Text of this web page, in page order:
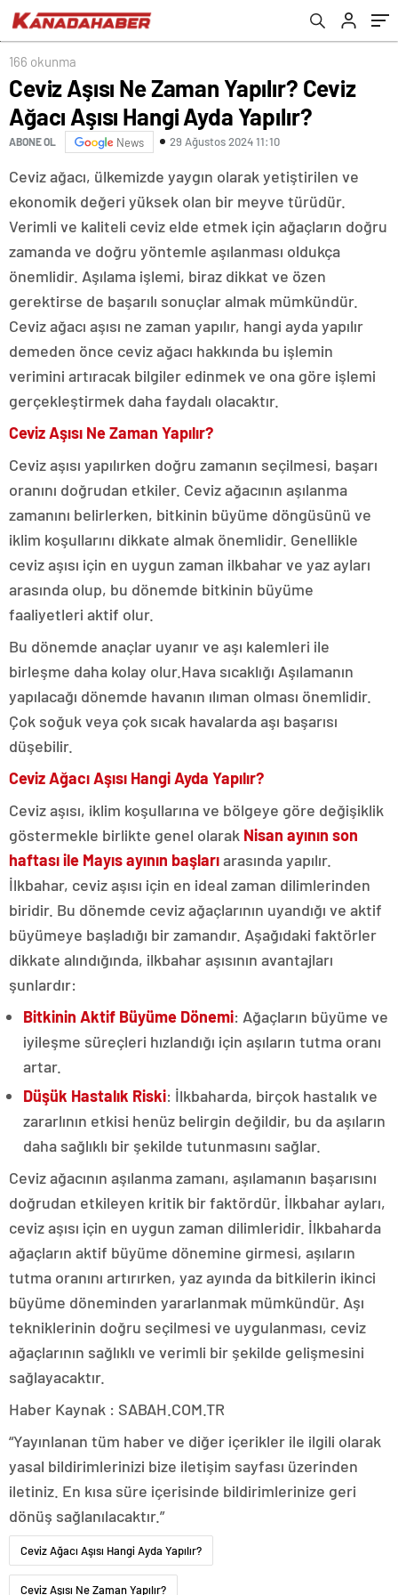
166 okunma
Ceviz Aşısı Ne Zaman Yapılır? Ceviz
Ağacı Aşısı Hangi Ayda Yapılır?
ABONE OL News 29 Ağustos 2024 11:10
Ceviz ağacı, ülkemizde yaygın olarak yetiştirilen ve
ekonomik değeri yüksek olan bir meyve türüdür.
Verimli ve kaliteli ceviz elde etmek için ağaçların doğru
zamanda ve doğru yöntemle aşılanması oldukça
önemlidir. Aşılama işlemi, biraz dikkat ve özen
gerektirse de başarılı sonuçlar almak mümkündür.
Ceviz ağacı aşısı ne zaman yapılır, hangi ayda yapılır
demeden önce ceviz ağacı hakkında bu işlemin
verimini artıracak bilgiler edinmek ve ona göre işlemi
gerçekleştirmek daha faydalı olacaktır.
Ceviz Aşısı Ne Zaman Yapılır?
Ceviz aşısı yapılırken doğru zamanın seçilmesi, başarı
oranını doğrudan etkiler. Ceviz ağacının aşılanma
zamanını belirlerken, bitkinin büyüme döngüsünü ve
iklim koşullarını dikkate almak önemlidir. Genellikle
ceviz aşısı için en uygun zaman ilkbahar ve yaz ayları
arasında olup, bu dönemde bitkinin büyüme
faaliyetleri aktif olur.
Bu dönemde anaçlar uyanır ve aşı kalemleri ile
birleşme daha kolay olur. Hava sıcaklığı Aşılamanın
yapılacağı dönemde havanın ılıman olması önemlidir.
Çok soğuk veya çok sıcak havalarda aşı başarısı
düşebilir.
Ceviz Ağacı Aşısı Hangi Ayda Yapılır?
Ceviz aşısı, iklim koşullarına ve bölgeye göre değişiklik
göstermekle birlikte genel olarak Nisan ayının son
haftası ile Mayıs ayının başlarıarasında yapılır.
İlkbahar, ceviz aşısı için en ideal zaman dilimlerinden
biridir. Bu dönemde ceviz ağaçlarının uyandığı ve aktif
büyümeye başladığı bir zamandır. Aşağıdaki faktörler
dikkate alındığında, ilkbahar aşısının avantajları
şunlardır:
Bitkinin Aktif Büyüme Dönemi: Ağaçların büyüme ve
iyileşme süreçleri hızlandığı için aşıların tutma oranı
artar.
Düşük Hastalık Riski: İlkbaharda, birçok hastalık ve
zararlının etkisi henüz belirgin değildir, bu da aşıların
daha sağlıklı bir şekilde tutunmasını sağlar.
Ceviz ağacının aşılanma zamanı, aşılamanın başarısını
doğrudan etkileyen kritik bir faktördür. İlkbahar ayları,
ceviz aşısı için en uygun zaman dilimleridir. İlkbaharda
ağaçların aktif büyüme dönemine girmesi, aşıların
tutma oranını artırırken, yaz ayında da bitkilerin ikinci
büyüme döneminden yararlanmak mümkündür. Aşı
tekniklerinin doğru seçilmesi ve uygulanması, ceviz
ağaçlarının sağlıklı ve verimli bir şekilde gelişmesini
sağlayacaktır.
Haber Kaynak : SABAH.COM.TR
“Yayınlanan tüm haber ve diğer içerikler ile ilgili olarak
yasal bildirimlerinizi bize iletişim sayfası üzerinden
iletiniz. En kısa süre içerisinde bildirimlerinize geri
dönüş sağlanılacaktır.”
Ceviz Ağacı Aşısı Hangi Ayda Yapılır?
Ceviz Aşısı Ne Zaman Yapılır?